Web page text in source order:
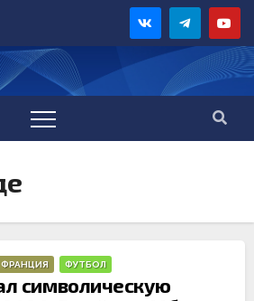
ФРАНЦИЯ ФУТБОЛ
символическую